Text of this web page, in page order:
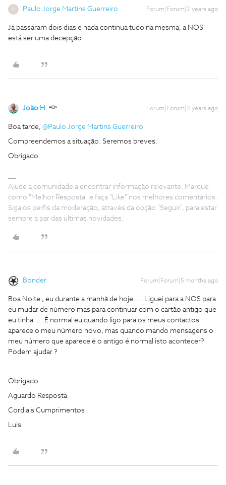
Paulo Jorge Martins Guerreiro Forum|Forum|2 years ago
Já passaram dois dias e nada continua tudo na mesma, a NOS
está ser uma decepção.
João H. Forum|Forum|2 years ago
Boa tarde, @Paulo Jorge Martins Guerreiro
Compreendemos a situação. Seremos breves.
Obrigado
Ajude a comunidade a encontrar informação relevante. Marque
como "Melhor Resposta" e faça "Like" nos melhores comentários.
Siga os perfis da moderação, através da opção "Seguir", para estar
sempre a par das ultimas novidades.
Bonder Forum|Forum|5 months ago
Boa Noite , eu durante a manhã de hoje .... Liguei para a NOS para
eu mudar de número mas para continuar com o cartão antigo que
eu tinha .... É normal eu quando ligo para os meus contactos
aparece o meu número novo, mas quando mando mensagens o
meu número que aparece é o antigo é normal isto acontecer?
Podem ajudar ?
Obrigado
Aguardo Resposta
Cordiais Cumprimentos
Luis